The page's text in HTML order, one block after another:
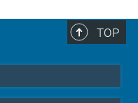
TOP